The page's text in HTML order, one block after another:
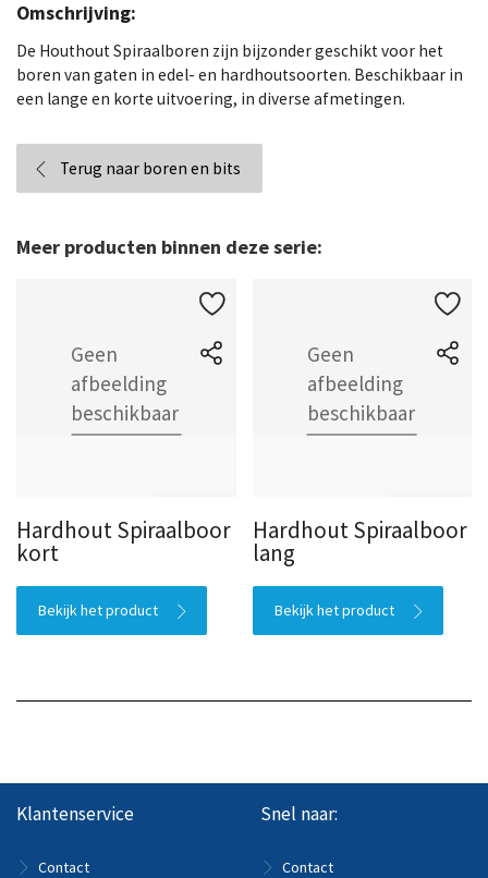
Omschrijving:
De Houthout Spiraalboren zijn bijzonder geschikt voor het
boren van gaten in edel- en hardhoutsoorten. Beschikbaar in
een lange en korte uitvoering, in diverse afmetingen.
Terug naar boren en bits
Meer producten binnen deze serie:
Hardhout Spiraalboor
kort
Bekijk het product
Hardhout Spiraalboor
lang
Bekijk het product
Klantenservice
Contact
Snel naar:
Contact